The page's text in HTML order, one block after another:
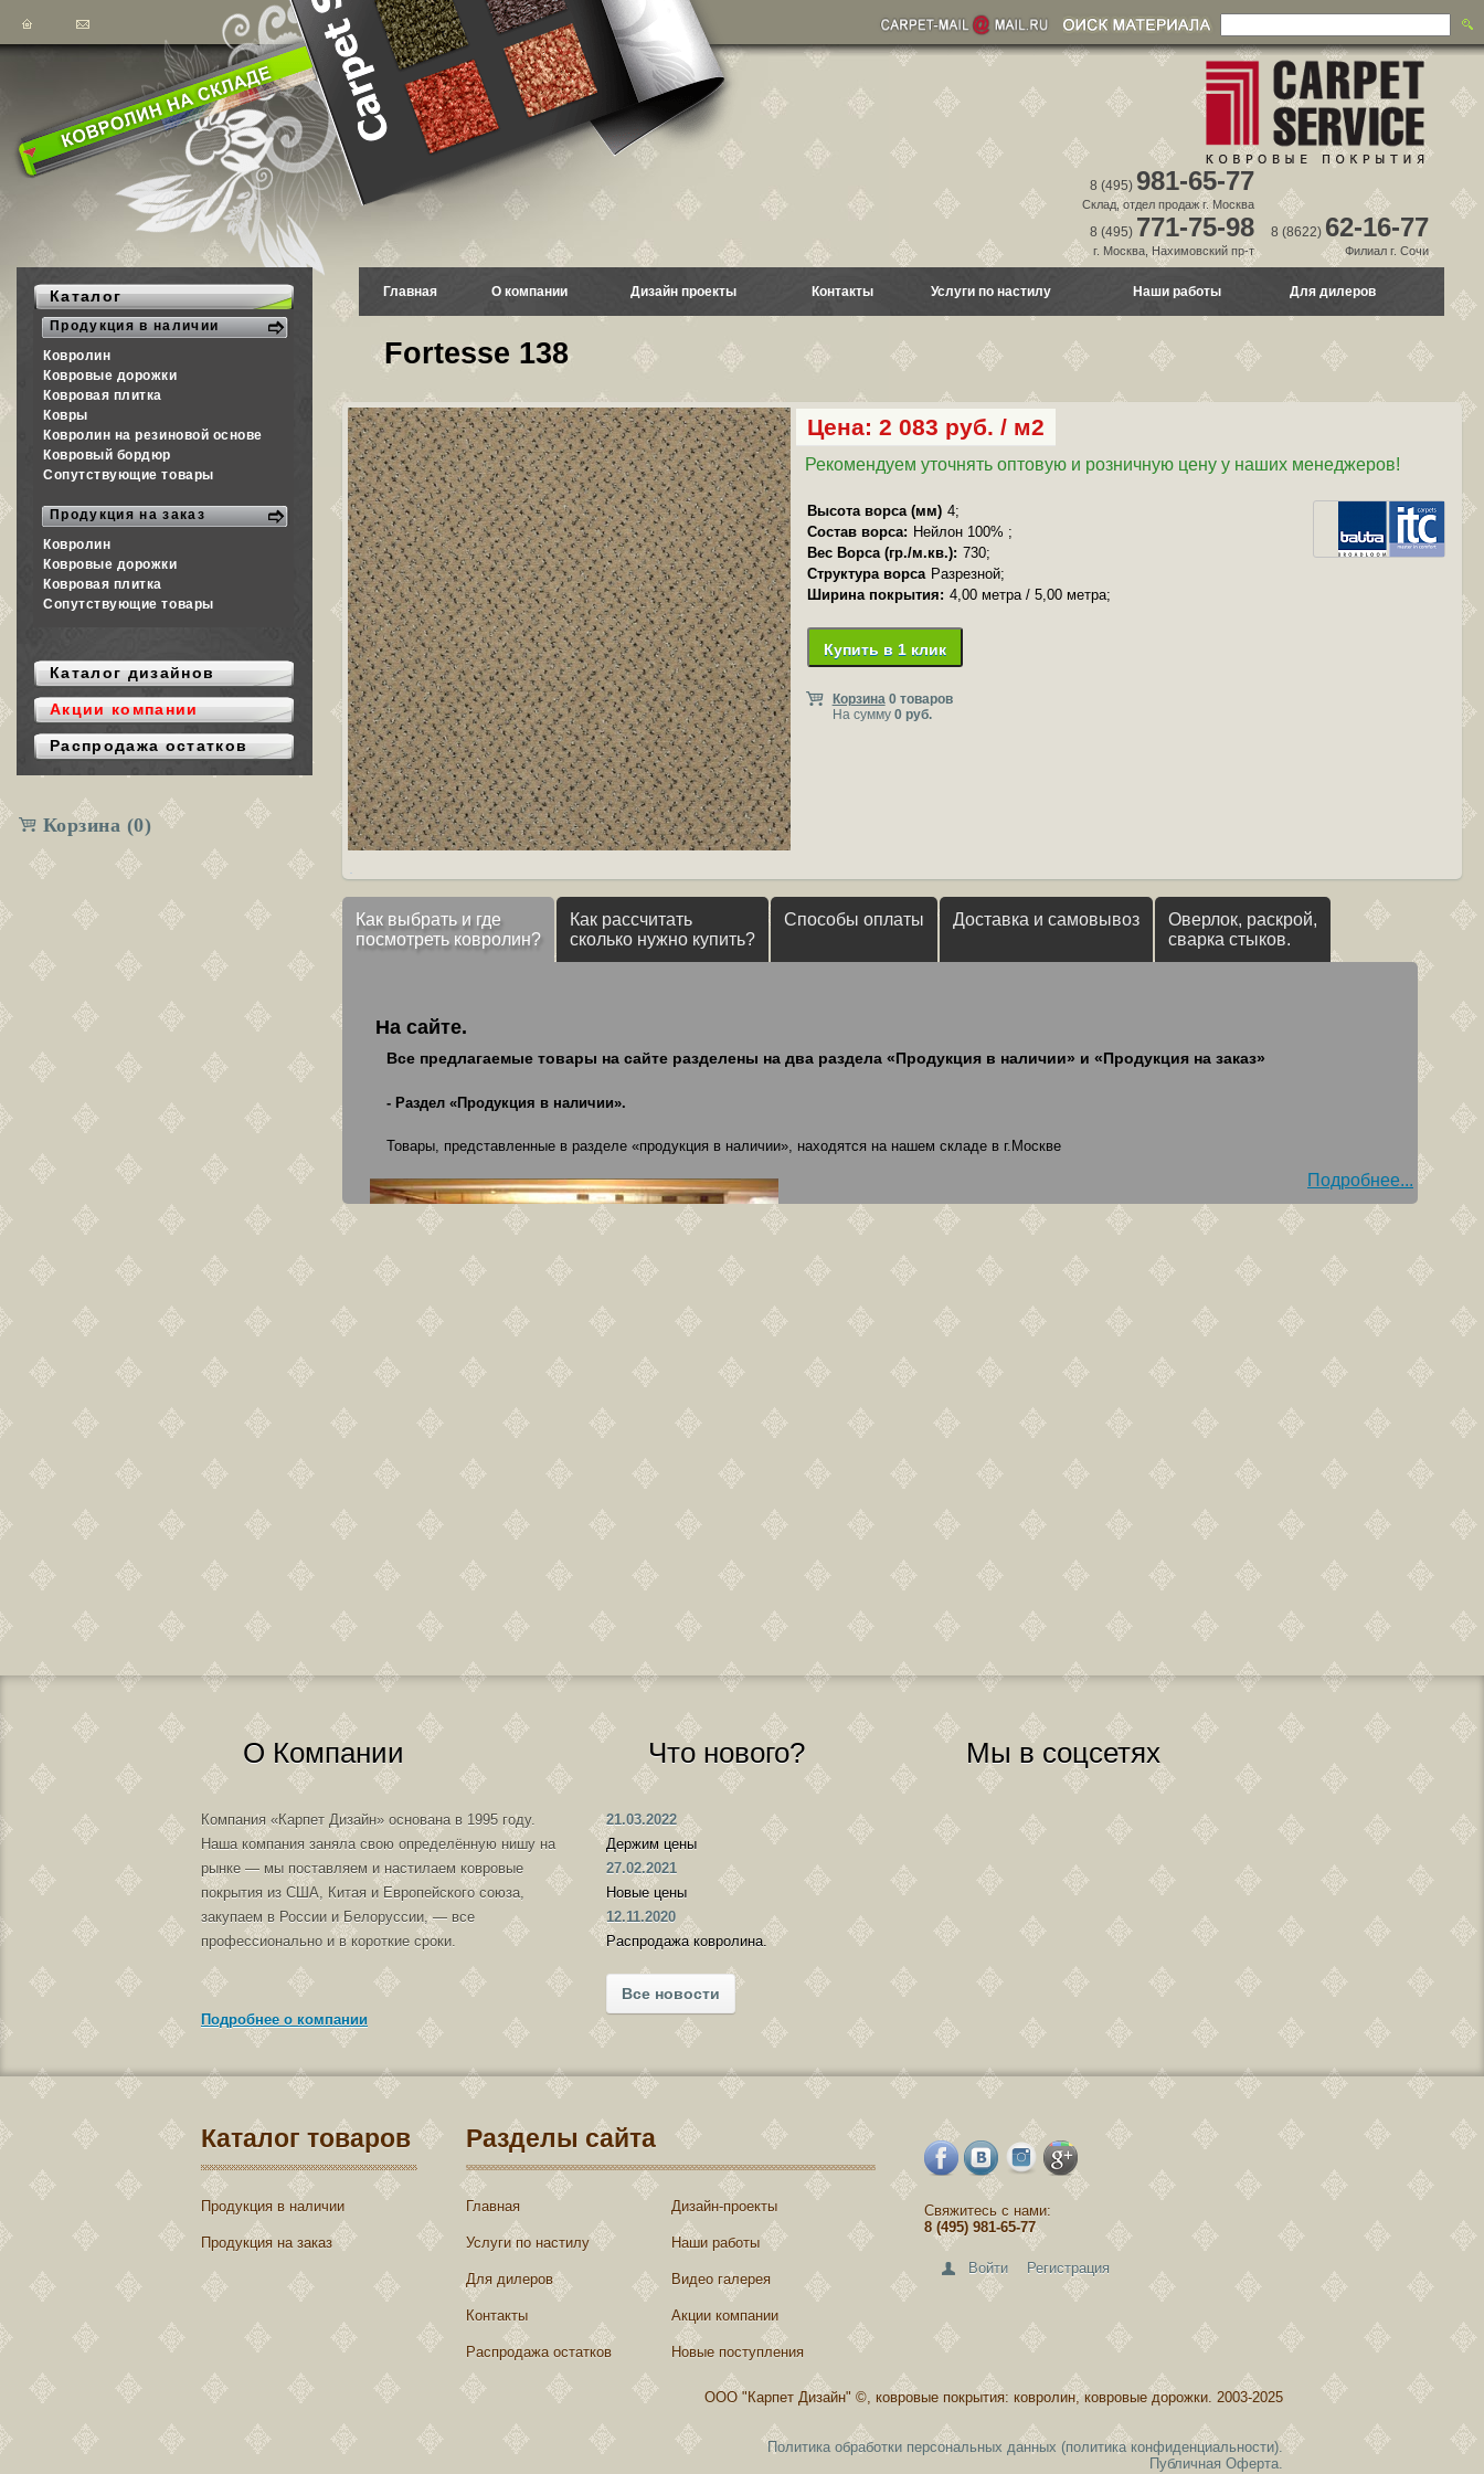
8 (495) 981-65-77
Склад, отдел продаж г. Москва
8 (495) 771-75-98
г. Москва, Нахимовский пр-т
8 (8622) 62-16-77
Филиал г. Сочи
Каталог
Продукция в наличии
Ковролин
Ковровые дорожки
Ковровая плитка
Ковры
Ковролин на резиновой основе
Ковровый бордюр
Сопутствующие товары
Продукция на заказ
Ковролин
Ковровые дорожки
Ковровая плитка
Сопутствующие товары
Каталог дизайнов
Акции компании
Распродажа остатков
Корзина (0)
Главная О компании Дизайн проекты Контакты Услуги по настилу Наши работы Для дилеров
Fortesse 138
Цена: 2 083 руб. / м2
Рекомендуем уточнять оптовую и розничную цену у наших менеджеров!
Высота ворса (мм) 4;
Состав ворса: Нейлон 100% ;
Вес Ворса (гр./м.кв.): 730;
Структура ворса Разрезной;
Ширина покрытия: 4,00 метра / 5,00 метра;
Купить в 1 клик
Корзина 0 товаров
На сумму 0 руб.
Как выбрать и где
посмотреть ковролин?
Как рассчитать
сколько нужно купить?
Способы оплаты Доставка и самовывоз
Оверлок, раскрой,
сварка стыков.
На сайте.
Все предлагаемые товары на сайте разделены на два раздела «Продукция в наличии» и «Продукция на заказ»
- Раздел «Продукция в наличии».
Товары, представленные в разделе «продукция в наличии», находятся на нашем складе в г.Москве
Подробнее...
О Компании
Компания «Карпет Дизайн» основана в 1995 году.
Наша компания заняла свою определённую нишу на
рынке — мы поставляем и настилаем ковровые
покрытия из США, Китая и Европейского союза,
закупаем в России и Белоруссии, — все
профессионально и в короткие сроки.
Подробнее о компании
Что нового?
21.03.2022
Держим цены
27.02.2021
Новые цены
12.11.2020
Распродажа ковролина.
Все новости
Мы в соцсетях
Каталог товаров
Продукция в наличии
Продукция на заказ
Разделы сайта
Главная Дизайн-проекты
Услуги по настилу Наши работы
Для дилеров Видео галерея
Контакты Акции компании
Распродажа остатков Новые поступления
Свяжитесь с нами:
8 (495) 981-65-77
Войти Регистрация
ООО "Карпет Дизайн" ©, ковровые покрытия: ковролин, ковровые дорожки. 2003-2025
Политика обработки персональных данных (политика конфиденциальности).
Публичная Оферта.